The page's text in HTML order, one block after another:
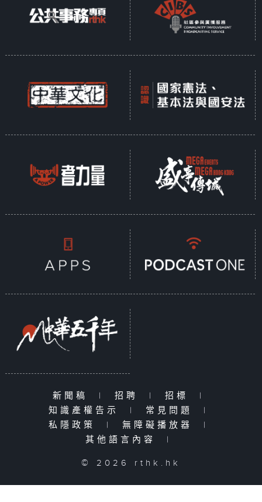
新聞稿 | 招聘 | 招標
|
知識產權告示
| 常見問題
|
私隱政策
| 無障礙播放器
|
其他語言內容
|
© 2026 rthk.hk